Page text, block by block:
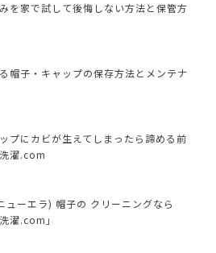
を家で試して後悔しない方法と保管方
帽子・キャップの保存方法とメンテナ
プにカビが生えてしまったら諦める前
濯.com
ューエラ) 帽子の クリーニングなら
濯.com」